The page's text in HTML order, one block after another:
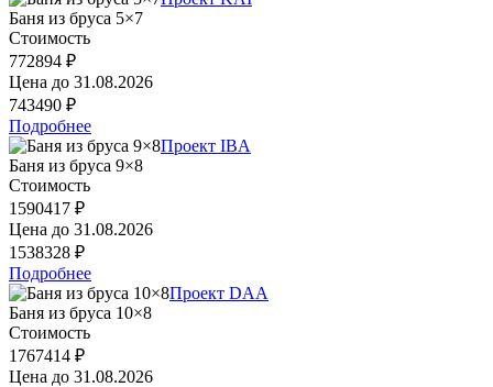
Баня из бруса 5×7
Стоимость
772894 ₽
Цена до 31.08.2026
743490 ₽
Подробнее
Проект IBA
Баня из бруса 9×8
Стоимость
1590417 ₽
Цена до 31.08.2026
1538328 ₽
Подробнее
Проект DAA
Баня из бруса 10×8
Стоимость
1767414 ₽
Цена до 31.08.2026